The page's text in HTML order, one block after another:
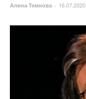
Алина Темнова - 16.07.2020